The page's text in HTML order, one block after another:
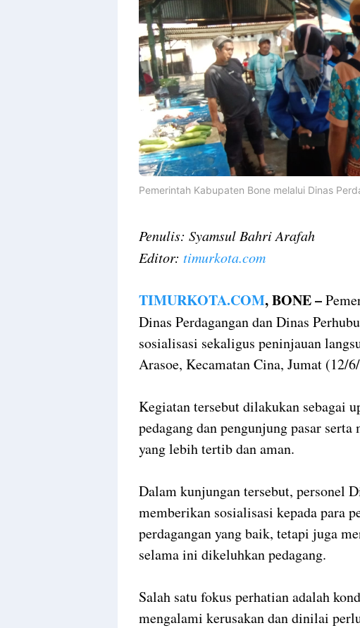
Pemerintah Kabupaten Bone melalui Dinas
Penulis: Syamsul Bahri Arafah
Editor: timurkota.com
TIMURKOTA.COM, BONE –
Dinas Perdagangan dan Dinas
sosialisasi sekaligus peninjauan
Arasoe, Kecamatan Cina, Jumat (12/
Kegiatan tersebut dilakukan sebagai
pedagang dan pengunjung pasar
yang lebih tertib dan aman.
Dalam kunjungan tersebut, personel
memberikan sosialisasi kepada para
perdagangan yang baik, tetapi juga
selama ini dikeluhkan pedagang.
Salah satu fokus perhatian adalah
mengalami kerusakan dan dinilai